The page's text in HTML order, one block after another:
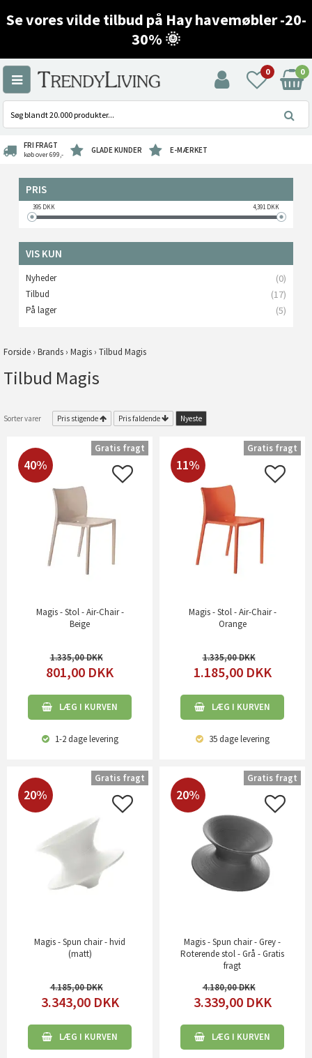
Se vores vilde tilbud på Hay havemøbler -20-
30% 🌞
0 0
FRI FRAGT
køb over 699,- GLADE KUNDER E-MÆRKET
PRIS
395DKK 4,391 DKK
VIS KUN
Nyheder (0)
Tilbud (17)
På lager (5)
Forside › Brands › Magis › Tilbud Magis
Tilbud Magis
Sorter varer Pris stigende Pris faldende Nyeste
40%
Magis - Stol - Air-Chair -
Beige
1.335,00
801,00 DKK
LÆG I KURVEN
1-2 dagelevering
Gratis fragt
11%
Magis - Stol - Air-Chair -
Orange
1.335,00
1.185,00 DKK
LÆG I KURVEN
35 dagelevering
Gratis fragt
20%
Magis - Spun chair - hvid
(matt)
4.185,00
3.343,00 DKK
LÆG I KURVEN
Gratis fragt
20%
Magis - Spun chair - Grey -
Roterende stol - Grå - Gratis
fragt
4.180,00
3.339,00 DKK
LÆG I KURVEN
Gratis fragt